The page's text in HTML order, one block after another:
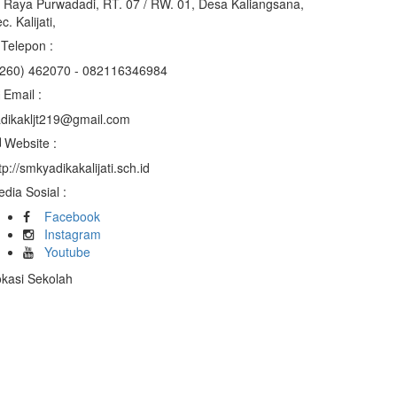
Raya Purwadadi, RT. 07 / RW. 01, Desa Kaliangsana,
Kalijati,
Telepon :
462070 - 082116346984
Email :
Website :
smkyadikakalijati.sch.id
Sosial :
Facebook
Instagram
Youtube
Sekolah